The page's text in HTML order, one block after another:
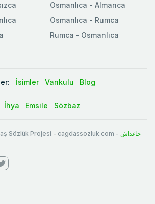
Osmanlıca - Almanca
Osmanlıca - Rumca
Rumca - Osmanlıca
İsimler Vankulu Blog
İhya Emsile Sözbaz
Sözlük Projesi - cagdassozluk.com - چاغداش